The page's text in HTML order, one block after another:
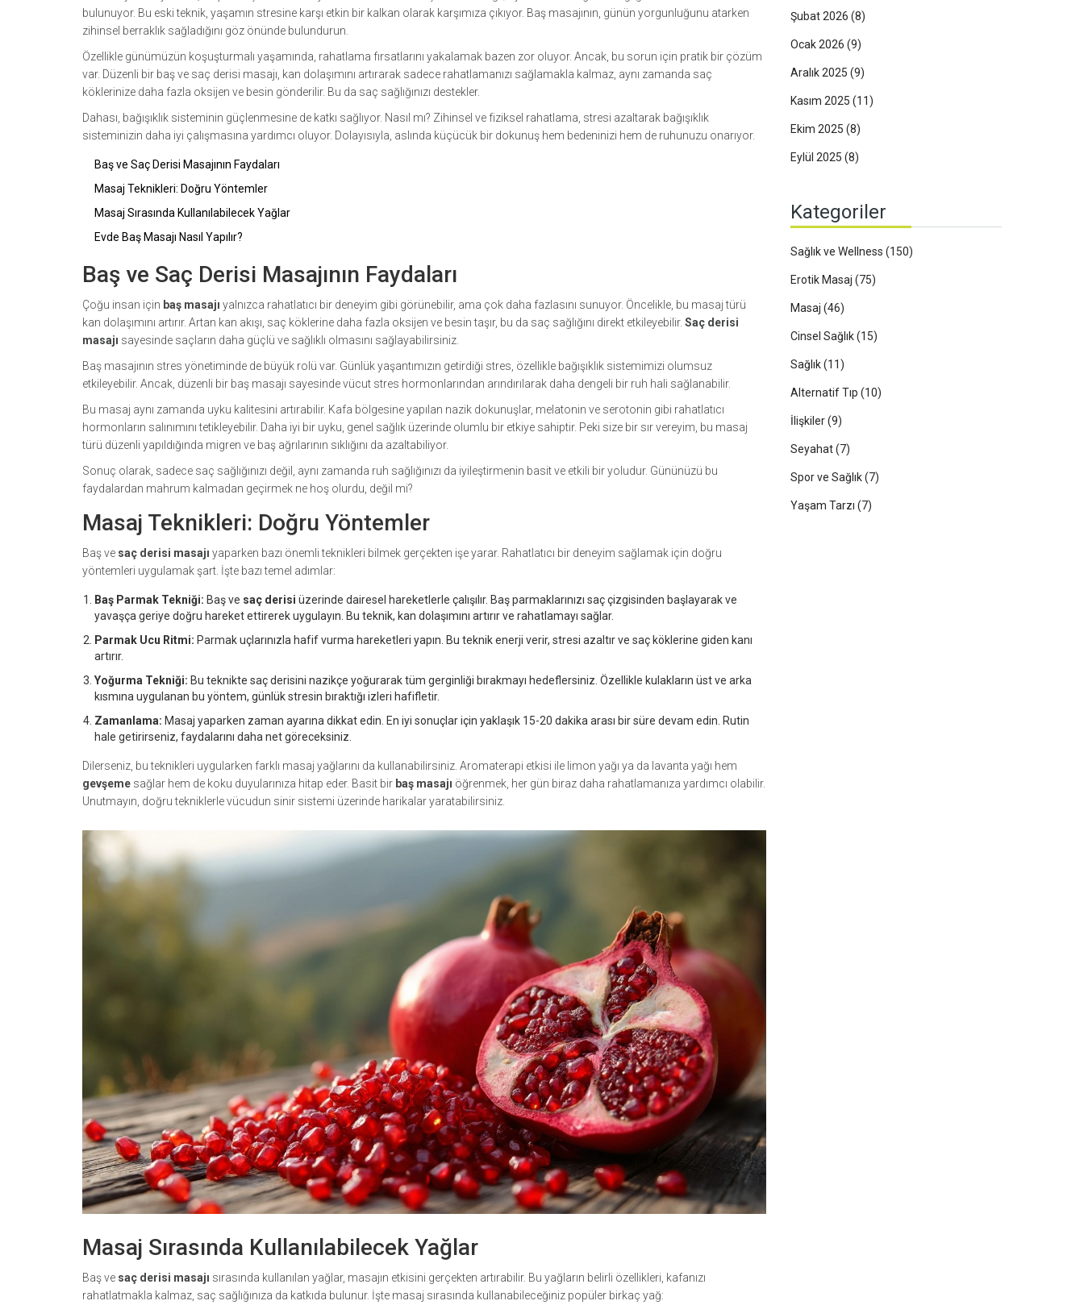
bulunuyor. Bu eski teknik, yaşamın stresine karşı etkin bir kalkan olarak karşımıza çıkıyor. Baş masajının, günün yorgunluğunu atarken
zihinsel berraklık sağladığını göz önünde bulundurun.
Özellikle günümüzün koşuşturmalı yaşamında, rahatlama fırsatlarını yakalamak bazen zor oluyor. Ancak, bu sorun için pratik bir çözüm
var. Düzenli bir baş ve saç derisi masajı, kan dolaşımını artırarak sadece rahatlamanızı sağlamakla kalmaz, aynı zamanda saç
köklerinize daha fazla oksijen ve besin gönderilir. Bu da saç sağlığınızı destekler.
Dahası, bağışıklık sisteminin güçlenmesine de katkı sağlıyor. Nasıl mı? Zihinsel ve fiziksel rahatlama, stresi azaltarak bağışıklık
sisteminizin daha iyi çalışmasına yardımcı oluyor. Dolayısıyla, aslında küçücük bir dokunuş hem bedeninizi hem de ruhunuzu onarıyor.
Baş ve Saç Derisi Masajının Faydaları
Masaj Teknikleri: Doğru Yöntemler
Masaj Sırasında Kullanılabilecek Yağlar
Evde Baş Masajı Nasıl Yapılır?
Baş ve Saç Derisi Masajının Faydaları
Çoğu insan için baş masajı yalnızca rahatlatıcı bir deneyim gibi görünebilir, ama çok daha fazlasını sunuyor. Öncelikle, bu masaj türü
kan dolaşımını artırır. Artan kan akışı, saç köklerine daha fazla oksijen ve besin taşır, bu da saç sağlığını direkt etkileyebilir. Saç derisi
masajı sayesinde saçların daha güçlü ve sağlıklı olmasını sağlayabilirsiniz.
Baş masajının stres yönetiminde de büyük rolü var. Günlük yaşantımızın getirdiği stres, özellikle bağışıklık sistemimizi olumsuz
etkileyebilir. Ancak, düzenli bir baş masajı sayesinde vücut stres hormonlarından arındırılarak daha dengeli bir ruh hali sağlanabilir.
Bu masaj aynı zamanda uyku kalitesini artırabilir. Kafa bölgesine yapılan nazik dokunuşlar, melatonin ve serotonin gibi rahatlatıcı
hormonların salınımını tetikleyebilir. Daha iyi bir uyku, genel sağlık üzerinde olumlu bir etkiye sahiptir. Peki size bir sır vereyim, bu masaj
türü düzenli yapıldığında migren ve baş ağrılarının sıklığını da azaltabiliyor.
Sonuç olarak, sadece saç sağlığınızı değil, aynı zamanda ruh sağlığınızı da iyileştirmenin basit ve etkili bir yoludur. Gününüzü bu
faydalardan mahrum kalmadan geçirmek ne hoş olurdu, değil mi?
Masaj Teknikleri: Doğru Yöntemler
Baş ve saç derisi masajı yaparken bazı önemli teknikleri bilmek gerçekten işe yarar. Rahatlatıcı bir deneyim sağlamak için doğru
yöntemleri uygulamak şart. İşte bazı temel adımlar:
Baş Parmak Tekniği: Baş ve saç derisi üzerinde dairesel hareketlerle çalışılır. Baş parmaklarınızı saç çizgisinden başlayarak ve
yavaşça geriye doğru hareket ettirerek uygulayın. Bu teknik, kan dolaşımını artırır ve rahatlamayı sağlar.
Parmak Ucu Ritmi: Parmak uçlarınızla hafif vurma hareketleri yapın. Bu teknik enerji verir, stresi azaltır ve saç köklerine giden kanı
artırır.
Yoğurma Tekniği: Bu teknikte saç derisini nazikçe yoğurarak tüm gerginliği bırakmayı hedeflersiniz. Özellikle kulakların üst ve arka
kısmına uygulanan bu yöntem, günlük stresin bıraktığı izleri hafifletir.
Zamanlama: Masaj yaparken zaman ayarına dikkat edin. En iyi sonuçlar için yaklaşık 15-20 dakika arası bir süre devam edin. Rutin
hale getirirseniz, faydalarını daha net göreceksiniz.
Dilerseniz, bu teknikleri uygularken farklı masaj yağlarını da kullanabilirsiniz. Aromaterapi etkisi ile limon yağı ya da lavanta yağı hem
gevşeme sağlar hem de koku duyularınıza hitap eder. Basit bir baş masajı öğrenmek, her gün biraz daha rahatlamanıza yardımcı olabilir.
Unutmayın, doğru tekniklerle vücudun sinir sistemi üzerinde harikalar yaratabilirsiniz.
Masaj Sırasında Kullanılabilecek Yağlar
Baş ve saç derisi masajı sırasında kullanılan yağlar, masajın etkisini gerçekten artırabilir. Bu yağların belirli özellikleri, kafanızı
rahatlatmakla kalmaz, saç sağlığınıza da katkıda bulunur. İşte masaj sırasında kullanabileceğiniz popüler birkaç yağ:
Şubat 2026 (8)
Ocak 2026 (9)
Aralık 2025 (9)
Kasım 2025 (11)
Ekim 2025 (8)
Eylül 2025 (8)
Kategoriler
Sağlık ve Wellness (150)
Erotik Masaj (75)
Masaj (46)
Cinsel Sağlık(15)
Sağlık(11)
Alternatif Tıp (10)
İlişkiler(9)
Seyahat(7)
Spor ve Sağlık(7)
Yaşam Tarzı (7)